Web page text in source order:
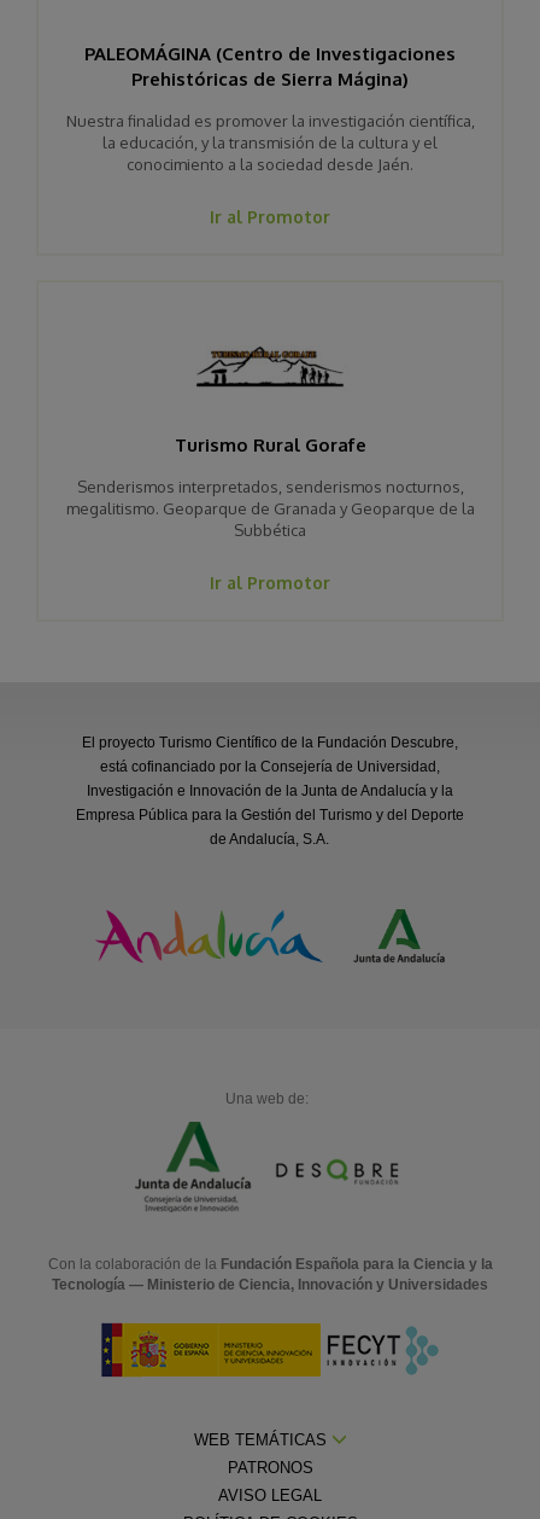
PALEOMÁGINA (Centro de Investigaciones
Prehistóricas de Sierra Mágina)
Nuestra finalidad es promover la investigación científica,
la educación, y la transmisión de la cultura y el
conocimiento a la sociedad desde Jaén.
Ir al Promotor
Turismo Rural Gorafe
Senderismos interpretados, senderismos nocturnos,
megalitismo. Geoparque de Granada y Geoparque de la
Subbética
Ir al Promotor
El proyecto Turismo Científico de la Fundación Descubre,
está cofinanciado por la Consejería de Universidad,
Investigación e Innovación de la Junta de Andalucía y la
Empresa Pública para la Gestión del Turismo y del Deporte
de Andalucía, S.A.
Una web de:
Con la colaboración de la Fundación Española para la Ciencia y la
Tecnología — Ministerio de Ciencia, Innovación y Universidades
WEB TEMÁTICAS
PATRONOS
AVISO LEGAL